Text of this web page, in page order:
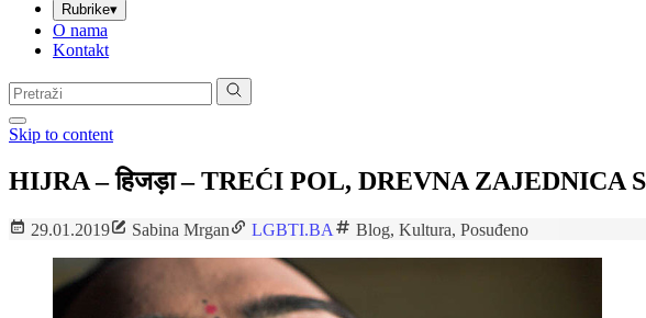
Rubrike▾
O nama
Kontakt
Pretraga:
Skip to content
HIJRA – हिजड़ा – TREĆI POL, DREVNA
29.01.2019 Sabina Mrgan LGBTI.BA Blog, Kultura, Posuđeno